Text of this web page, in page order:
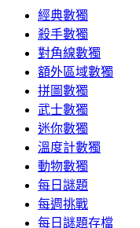
經典數獨
殺手數獨
對角線數獨
額外區域數獨
拼圖數獨
武士數獨
迷你數獨
溫度計數獨
動物數獨
每日謎題
每週挑戰
每日謎題存檔